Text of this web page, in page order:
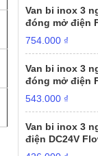
Van bi inox 3
đóng mở điện
754.000 ₫
Van bi inox 3
đóng mở điện
543.000 ₫
Van bi inox 3
điện DC24V